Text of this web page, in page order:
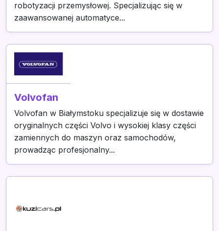
robotyzacji przemysłowej. Specjalizując się w
zaawansowanej automatyce...
Volvofan
Volvofan w Białymstoku specjalizuje się w dostawie
oryginalnych części Volvo i wysokiej klasy części
zamiennych do maszyn oraz samochodów,
prowadząc profesjonalny...